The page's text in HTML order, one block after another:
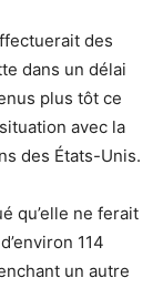
des
dans un délai
plus tôt ce
avec la
des États-Unis.
qu’elle ne ferait
114
un autre